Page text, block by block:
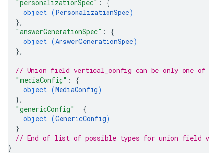
"personalizationSpec" : {
object (PersonalizationSpec)
},
"answerGenerationSpec" : {
object (AnswerGenerationSpec)
},
// Union field vertical_config can be only one of
"mediaConfig" : {
object (MediaConfig)
},
"genericConfig" : {
object (GenericConfig)
}
// End of list of possible types for union field
}